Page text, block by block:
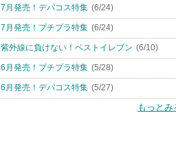
7月発売！デパコス特集 (6/24)
7月発売！プチプラ特集 (6/24)
紫外線に負けない！ベストイレブン (6/10)
6月発売！プチプラ特集 (5/28)
6月発売！デパコス特集 (5/27)
もっとみ